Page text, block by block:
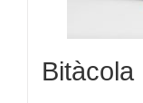
Bitàcola